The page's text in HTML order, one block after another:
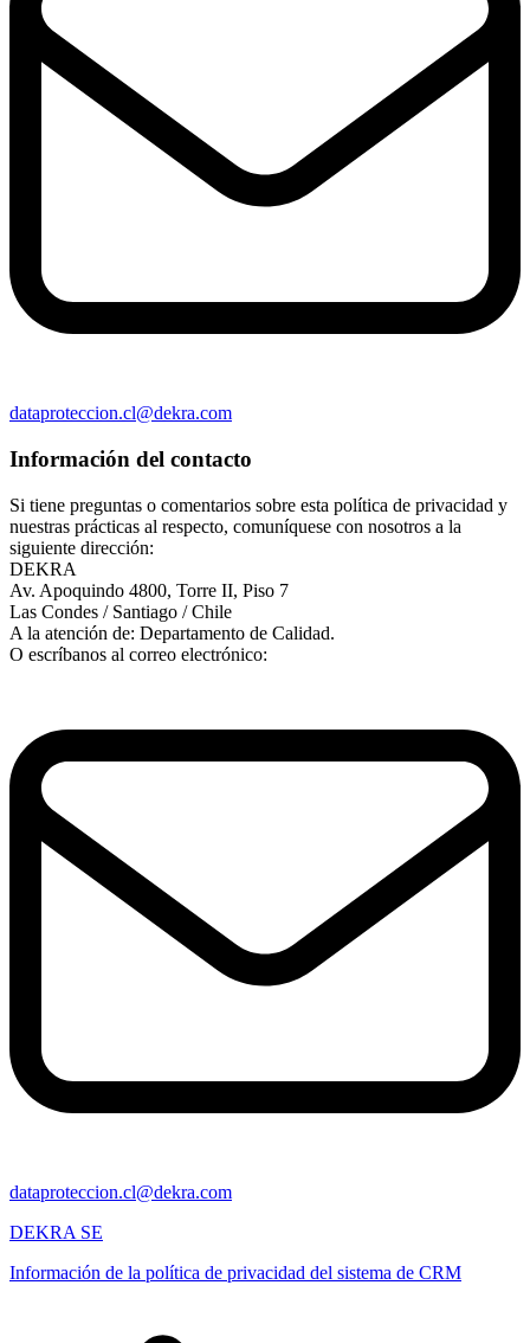
dataproteccion.cl@dekra.com
Información del contacto
Si tiene preguntas o comentarios sobre esta política de privacidad y
nuestras prácticas al respecto, comuníquese con nosotros a la
siguiente dirección:
DEKRA
Av. Apoquindo 4800, Torre II, Piso 7
Las Condes / Santiago / Chile
A la atención de: Departamento de Calidad.
O escríbanos al correo electrónico:
dataproteccion.cl@dekra.com
DEKRA SE
Información de la política de privacidad del sistema de CRM